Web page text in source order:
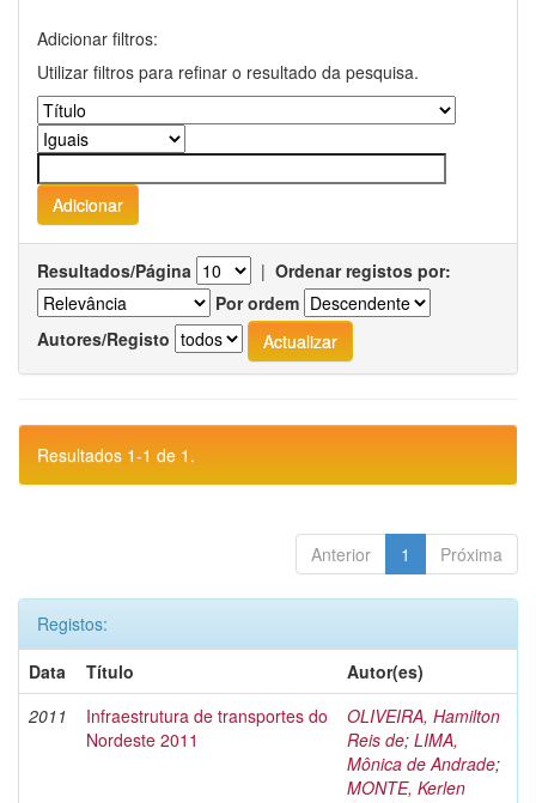
Adicionar filtros:
Utilizar filtros para refinar o resultado da pesquisa.
Resultados/Página | Ordenar registos por:
Por ordem
Autores/Registo
Resultados 1-1 de 1.
Anterior 1 Próxima
Registos:
Data
Título
Autor(es)
2011
Infraestrutura de transportes do
Nordeste 2011
OLIVEIRA, Hamilton
Reis de; LIMA,
Mônica de Andrade;
MONTE, Kerlen